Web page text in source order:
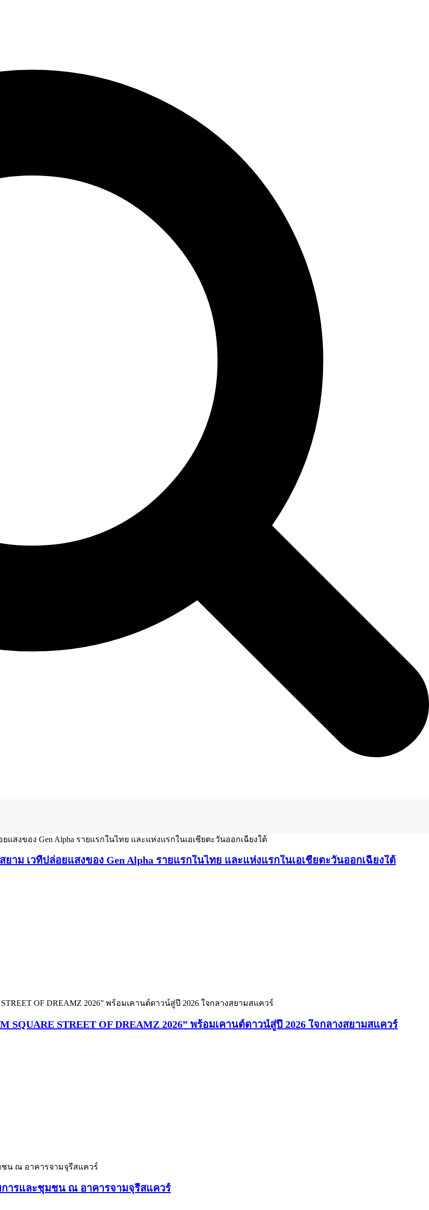
าม เวทีปล่อยแสงของ Gen Alpha รายแรกในไทย และแห่งแรกในเอเชียตะวันออกเฉียงใต้
STREET OF DREAMZ 2026” พร้อมเคานต์ดาวน์สู่ปี 2026 ใจกลางสยามสแควร์
การและชุมชน ณ อาคารจามจุรีสแควร์